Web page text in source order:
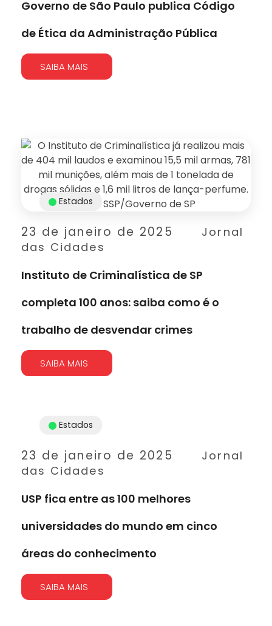
Governo de São Paulo publica Código
de Ética da Administração Pública
SAIBA MAIS
23 de janeiro de 2025
Jornal
das Cidades
Estados
Instituto de Criminalística de SP
completa 100 anos: saiba como é o
trabalho de desvendar crimes
SAIBA MAIS
23 de janeiro de 2025
Jornal
das Cidades
Estados
USP fica entre as 100 melhores
universidades do mundo em cinco
áreas do conhecimento
SAIBA MAIS